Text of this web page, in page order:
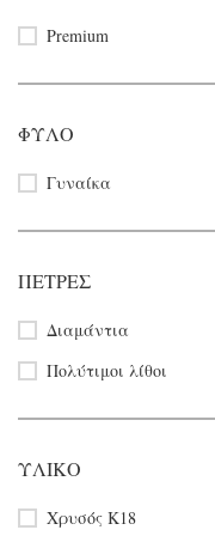
Premium
ΦΎΛΟ
Γυναίκα
ΠΈΤΡΕΣ
Διαμάντια
Πολύτιμοι λίθοι
ΥΛΙΚΌ
Χρυσός Κ18